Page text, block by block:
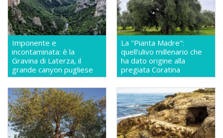
Imponente e
incontaminata: è la
Gravina di Laterza, il
grande canyon pugliese
La "Pianta Madre":
quell'ulivo millenario che
ha dato origine alla
pregiata Coratina